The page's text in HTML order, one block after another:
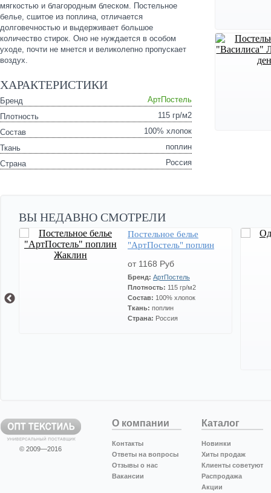
мягкостью и благородным блеском. Постельное
белье, сшитое из поплина, отличается
долговечностью и выдерживает большое
количество стирок. Оно не нуждается в особом
уходе, почти не мнется и великолепно пропускает
воздух.
ХАРАКТЕРИСТИКИ
Бренд
АртПостель
Плотность
115 гр/м2
Состав
100% хлопок
Ткань
поплин
Страна
Россия
ВЫ НЕДАВНО СМОТРЕЛИ
Постельное белье
"АртПостель" поплин
от 1168 Руб
Бренд: АртПостель
Плотность: 115 гр/м2
Состав: 100% хлопок
Ткань: поплин
Страна: Россия
© 2009—2016
О компании
Контакты
Ответы на вопросы
Отзывы о нас
Вакансии
Каталог
Новинки
Хиты продаж
Клиенты советуют
Распродажа
Акции